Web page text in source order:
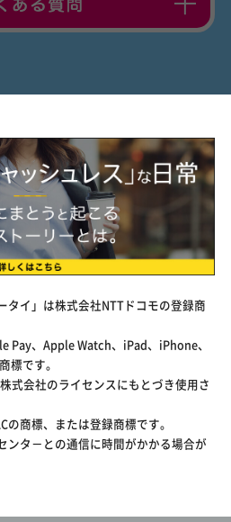
イ」は株式会社NTTドコモの登録商
、Apple Watch、iPad、iPhone、
標です。
式会社のライセンスにもとづき使用さ
商標、または登録商標です。
タ－との通信に時間がかかる場合が